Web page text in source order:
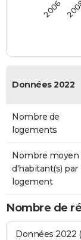
2006
Données 2022
Nombre de
logements
Nombre moyen
d'habitant(s) par
logement
Nombre de
Données 2022